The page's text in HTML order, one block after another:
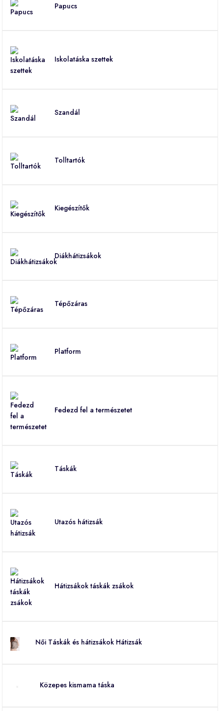
Papucs
Iskolatáska szettek
Szandál
Tolltartók
Kiegészítők
Diákhátizsákok
Tépőzáras
Platform
Fedezd fel a természetet
Táskák
Utazós hátizsák
Hátizsákok táskák zsákok
Női Táskák és hátizsákok Hátizsák
Közepes kismama táska